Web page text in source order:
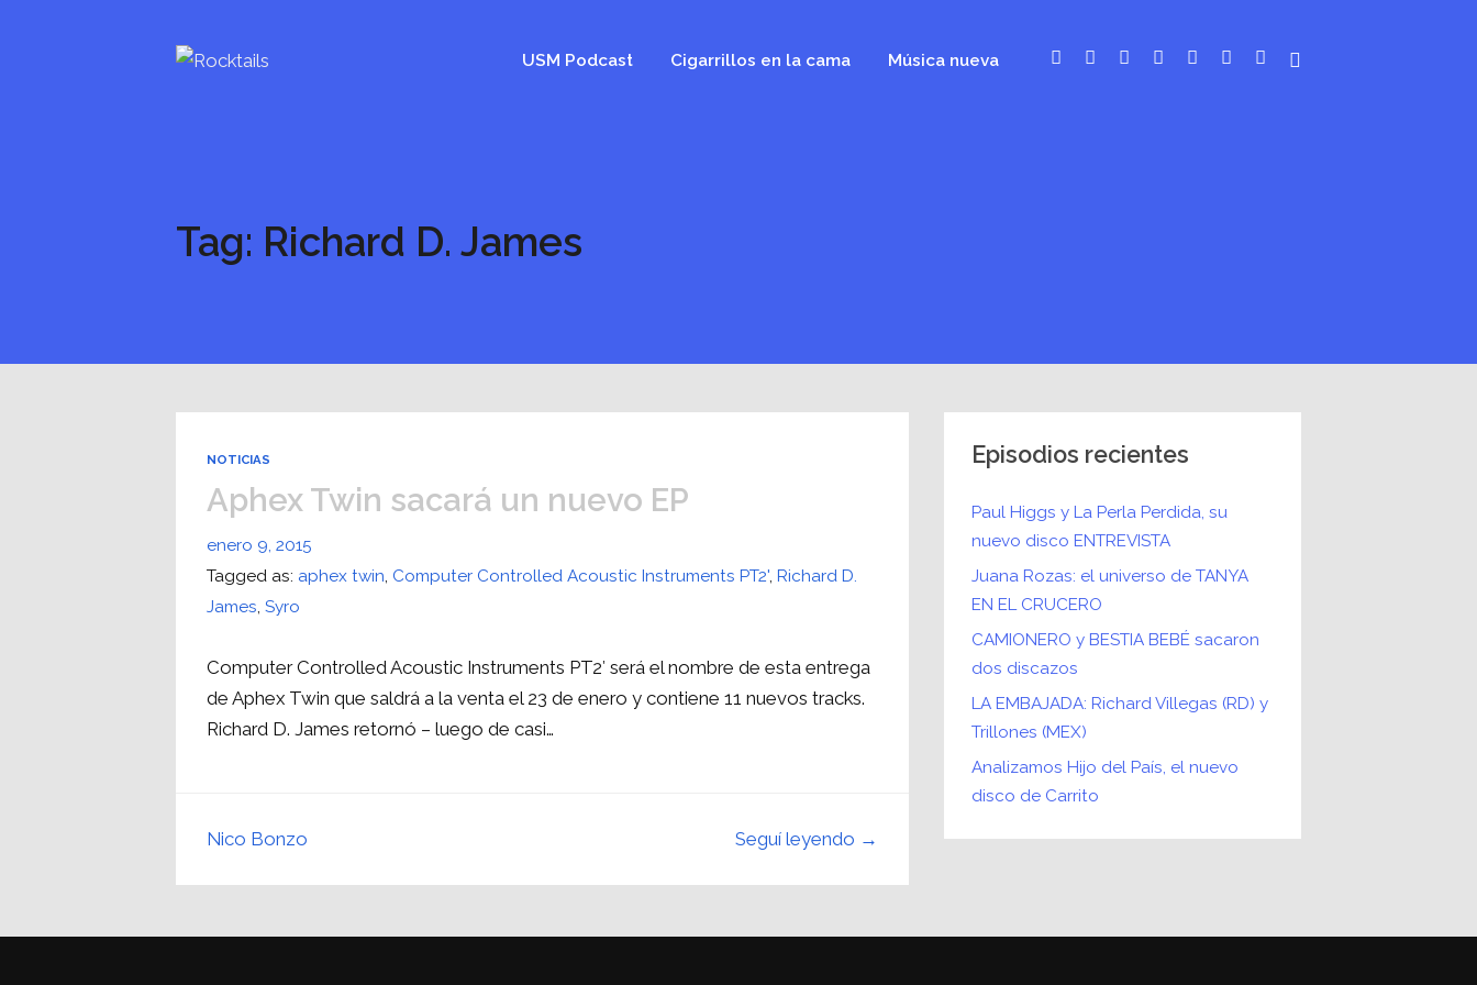
USM Podcast Cigarrillos en la cama Música nueva
Tag: Richard D. James
NOTICIAS
Aphex Twin sacará un nuevo EP
enero 9, 2015
Tagged as: aphex twin, Computer Controlled Acoustic Instruments PT2',Richard D.
James,Syro
Computer Controlled Acoustic Instruments PT2′ será el nombre de esta entrega
de Aphex Twin que saldrá a la venta el 23 de enero y contiene 11 nuevos tracks.
Richard D. James retornó – luego de casi…
Seguí leyendo →
Nico Bonzo
Episodios recientes
Paul Higgs y La Perla Perdida, su
nuevo disco ENTREVISTA
Juana Rozas: el universo de TANYA
EN EL CRUCERO
CAMIONERO y BESTIA BEBÉ sacaron
dos discazos
LA EMBAJADA: Richard Villegas (RD) y
Trillones (MEX)
Analizamos Hijo del País, el nuevo
disco de Carrito